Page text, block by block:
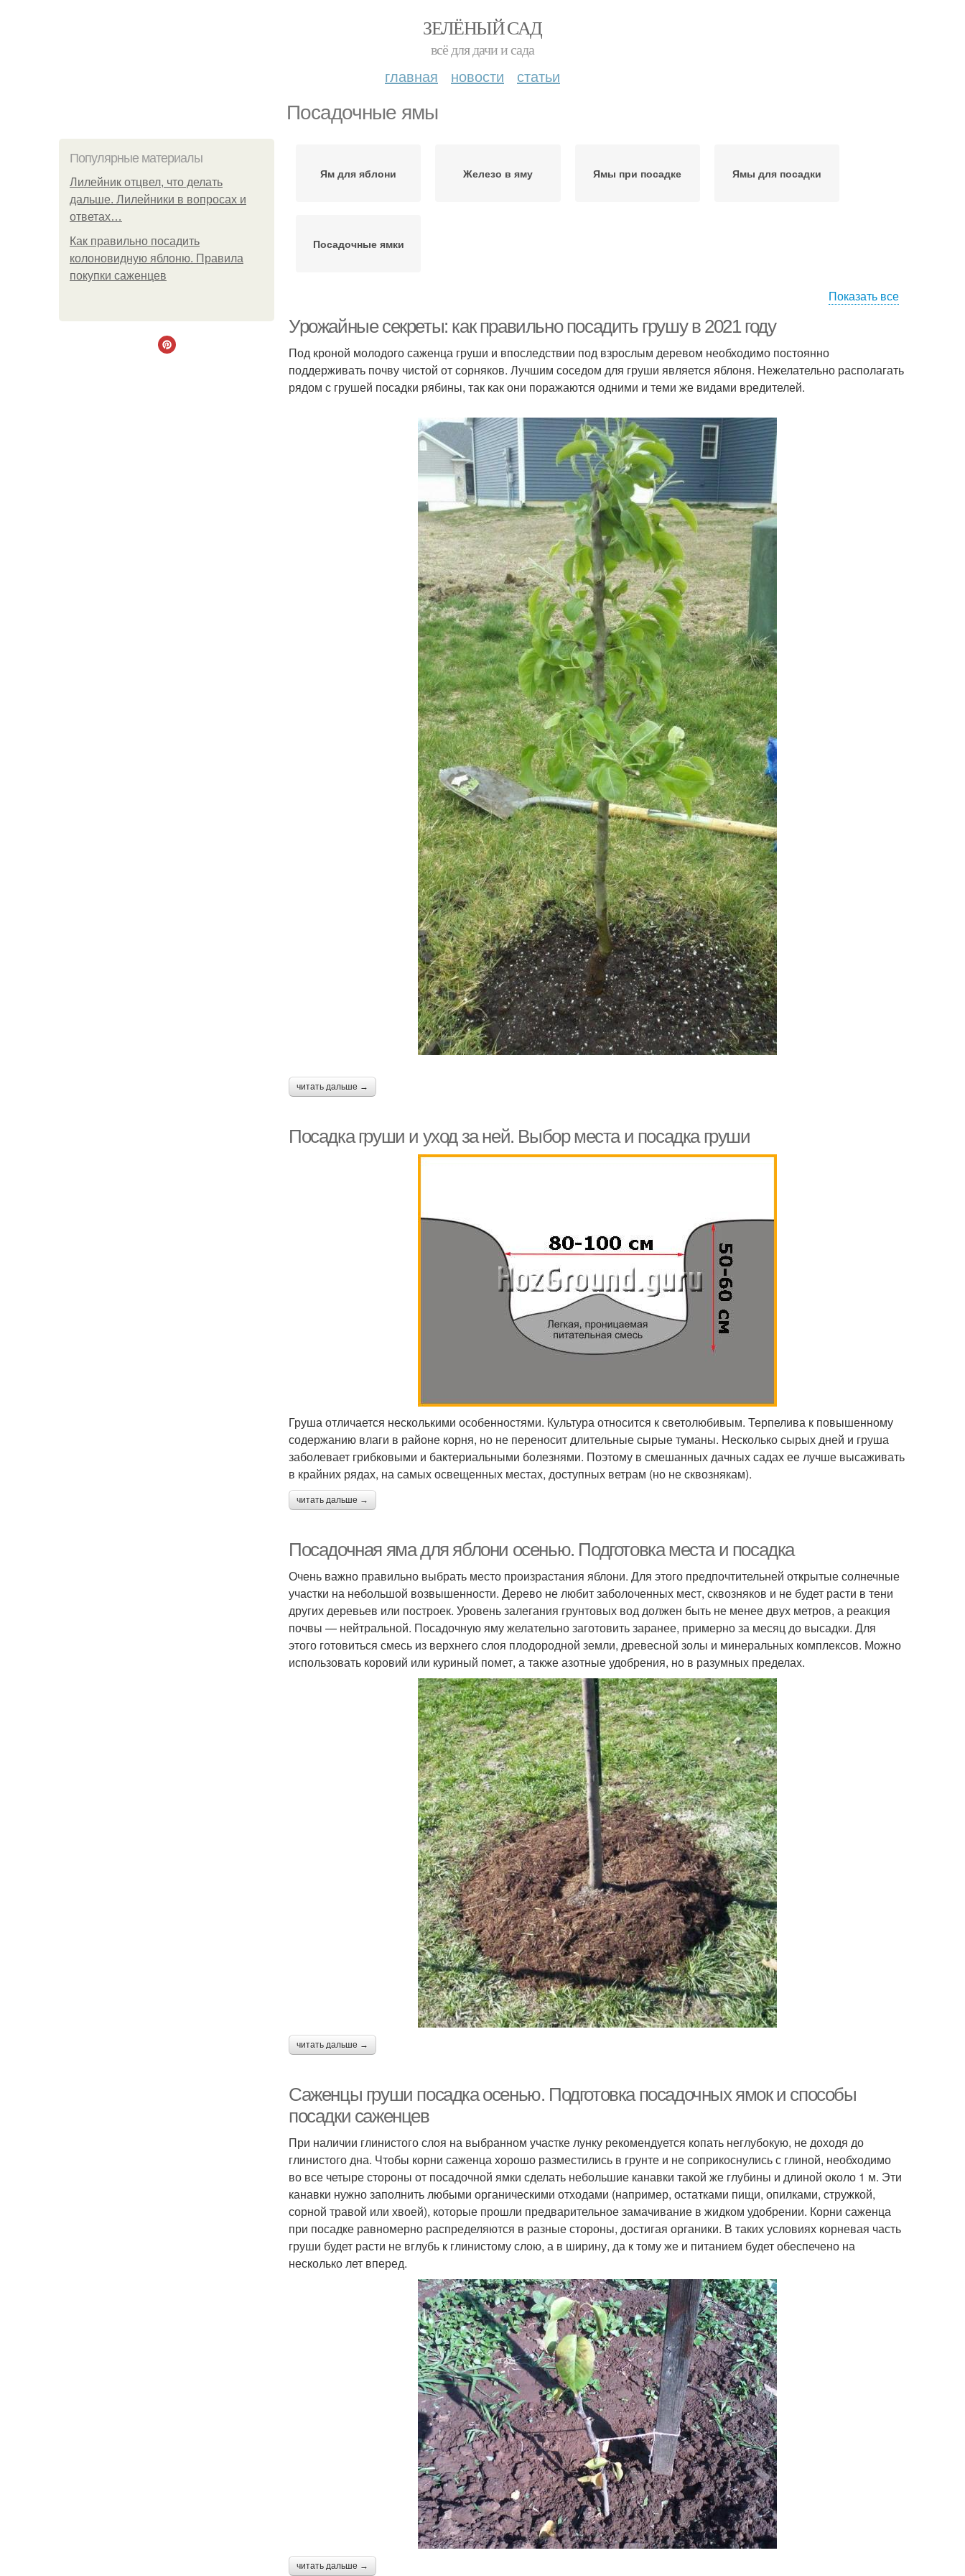
ЗЕЛЁНЫЙ САД
всё для дачи и сада
главная новости статьи
Посадочные ямы
Популярные материалы
Лилейник отцвел, что делать
дальше. Лилейники в вопросах и
ответах…
Как правильно посадить
колоновидную яблоню. Правила
покупки саженцев
Ям для яблони Железо в яму Ямы при посадке Ямы для посадки
Посадочные ямки
Показать все
Урожайные секреты: как правильно посадить грушу в 2021 году
Под кроной молодого саженца груши и впоследствии под взрослым деревом необходимо постоянно
поддерживать почву чистой от сорняков. Лучшим соседом для груши является яблоня. Нежелательно располагать
рядом с грушей посадки рябины, так как они поражаются одними и теми же видами вредителей.
читать дальше →
Посадка груши и уход за ней. Выбор места и посадка груши
Груша отличается несколькими особенностями. Культура относится к светолюбивым. Терпелива к повышенному
содержанию влаги в районе корня, но не переносит длительные сырые туманы. Несколько сырых дней и груша
заболевает грибковыми и бактериальными болезнями. Поэтому в смешанных дачных садах ее лучше высаживать
в крайних рядах, на самых освещенных местах, доступных ветрам (но не сквознякам).
читать дальше →
Посадочная яма для яблони осенью. Подготовка места и посадка
Очень важно правильно выбрать место произрастания яблони. Для этого предпочтительней открытые солнечные
участки на небольшой возвышенности. Дерево не любит заболоченных мест, сквозняков и не будет расти в тени
других деревьев или построек. Уровень залегания грунтовых вод должен быть не менее двух метров, а реакция
почвы — нейтральной. Посадочную яму желательно заготовить заранее, примерно за месяц до высадки. Для
этого готовиться смесь из верхнего слоя плодородной земли, древесной золы и минеральных комплексов. Можно
использовать коровий или куриный помет, а также азотные удобрения, но в разумных пределах.
читать дальше →
Саженцы груши посадка осенью. Подготовка посадочных ямок и способы
посадки саженцев
При наличии глинистого слоя на выбранном участке лунку рекомендуется копать неглубокую, не доходя до
глинистого дна. Чтобы корни саженца хорошо разместились в грунте и не соприкоснулись с глиной, необходимо
во все четыре стороны от посадочной ямки сделать небольшие канавки такой же глубины и длиной около 1 м. Эти
канавки нужно заполнить любыми органическими отходами (например, остатками пищи, опилками, стружкой,
сорной травой или хвоей), которые прошли предварительное замачивание в жидком удобрении. Корни саженца
при посадке равномерно распределяются в разные стороны, достигая органики. В таких условиях корневая часть
груши будет расти не вглубь к глинистому слою, а в ширину, да к тому же и питанием будет обеспечено на
несколько лет вперед.
читать дальше →